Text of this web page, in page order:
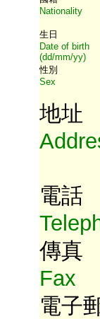
Nationality
生日
Date of birth
(dd/mm/yy)
性別
Sex
地址
電話
傳真
Fax
電子